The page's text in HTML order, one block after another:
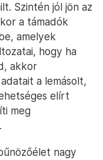
Szintén jól jön az
a támadók
amelyek
hogy ha
akkor
a lemásolt,
elírt
meg
nagy